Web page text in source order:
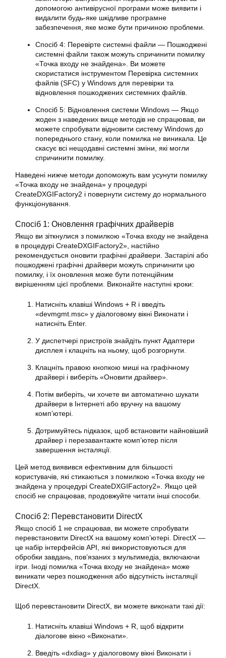
допомогою антивірусної програми може виявити і
видалити будь-яке шкідливе програмне
забезпечення, яке може бути причиною проблеми.
Спосіб 4: Перевірте системні файли — Пошкоджені
системні файли також можуть спричинити помилку
«Точка входу не знайдена». Ви можете
скористатися інструментом Перевірка системних
файлів (SFC) у Windows для перевірки та
відновлення пошкоджених системних файлів.
Спосіб 5: Відновлення системи Windows — Якщо
жоден з наведених вище методів не спрацював, ви
можете спробувати відновити систему Windows до
попереднього стану, коли помилка не виникала. Це
скасує всі нещодавні системні зміни, які могли
спричинити помилку.
Наведені нижче методи допоможуть вам усунути помилку
«Точка входу не знайдена» у процедурі
CreateDXGIFactory2 і повернути систему до нормального
функціонування.
Спосіб 1: Оновлення графічних драйверів
Якщо ви зіткнулися з помилкою «Точка входу не знайдена
в процедурі CreateDXGIFactory2», настійно
рекомендується оновити графічні драйвери. Застарілі або
пошкоджені графічні драйвери можуть спричинити цю
помилку, і їх оновлення може бути потенційним
вирішенням цієї проблеми. Виконайте наступні кроки:
Натисніть клавіші Windows + R і введіть
«devmgmt.msc» у діалоговому вікні Виконати і
натисніть Enter.
У диспетчері пристроїв знайдіть пункт Адаптери
дисплея і клацніть на ньому, щоб розгорнути.
Клацніть правою кнопкою миші на графічному
драйвері і виберіть «Оновити драйвер».
Потім виберіть, чи хочете ви автоматично шукати
драйвери в Інтернеті або вручну на вашому
комп’ютері.
Дотримуйтесь підказок, щоб встановити найновіший
драйвер і перезавантажте комп’ютер після
завершення інсталяції.
Цей метод виявився ефективним для більшості
користувачів, які стикаються з помилкою «Точка входу не
знайдена у процедурі CreateDXGIFactory2». Якщо цей
спосіб не спрацював, продовжуйте читати інші способи.
Спосіб 2: Перевстановити DirectX
Якщо спосіб 1 не спрацював, ви можете спробувати
перевстановити DirectX на вашому комп’ютері. DirectX —
це набір інтерфейсів API, які використовуються для
обробки завдань, пов’язаних з мультимедіа, включаючи
ігри. Іноді помилка «Точка входу не знайдена» може
виникати через пошкодження або відсутність інсталяції
DirectX.
Щоб перевстановити DirectX, ви можете виконати такі дії:
Натисніть клавіші Windows + R, щоб відкрити
діалогове вікно «Виконати».
Введіть «dxdiag» у діалоговому вікні Виконати і